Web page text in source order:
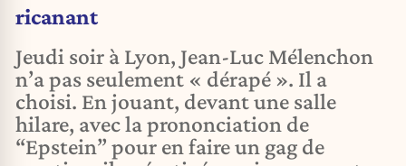
ricanant
Jeudi soir à Lyon, Jean-Luc Mélenchon
n’a pas seulement « dérapé ». Il a
choisi. En jouant, devant une salle
hilare, avec la prononciation de
“Epstein” pour en faire un gag de